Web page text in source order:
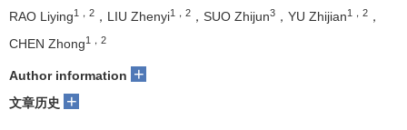
RAO Liying1，2 ，LIU Zhenyi1，2 ，SUO Zhijun3 ，YU Zhijian1，2 ，
CHEN Zhong1，2
Author information +
文章历史 +